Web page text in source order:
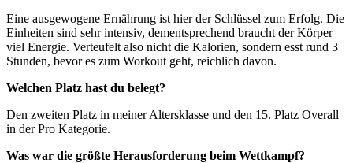
Eine ausgewogene Ernährung ist hier der Schlüssel zum Erfolg. Die
Einheiten sind sehr intensiv, dementsprechend braucht der Körper
viel Energie. Verteufelt also nicht die Kalorien, sondern esst rund 3
Stunden, bevor es zum Workout geht, reichlich davon.
Welchen Platz hast du belegt?
Den zweiten Platz in meiner Altersklasse und den 15. Platz Overall
in der Pro Kategorie.
Was war die größte Herausforderung beim Wettkampf?